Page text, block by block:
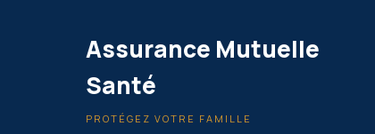
Assurance Mutuelle
Santé
PROTÉGEZ VOTRE FAMILLE